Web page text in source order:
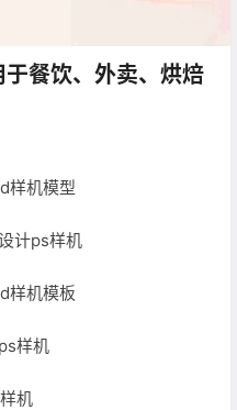
餐饮、外卖、烘焙
样机模型
计ps样机
样机模板
样机
机